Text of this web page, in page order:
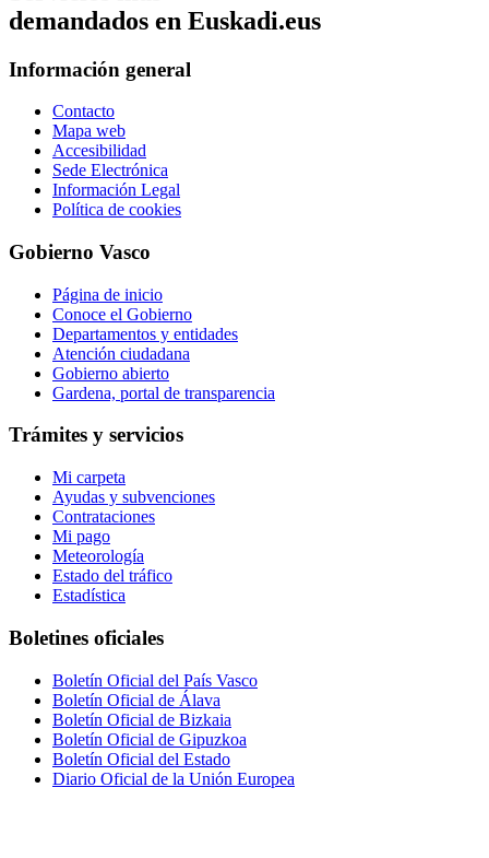
demandados en Euskadi.eus
Información general
Contacto
Mapa web
Accesibilidad
Sede Electrónica
Información Legal
Política de cookies
Gobierno Vasco
Página de inicio
Conoce el Gobierno
Departamentos y entidades
Atención ciudadana
Gobierno abierto
Gardena, portal de transparencia
Trámites y servicios
Mi carpeta
Ayudas y subvenciones
Contrataciones
Mi pago
Meteorología
Estado del tráfico
Estadística
Boletines oficiales
Boletín Oficial del País Vasco
Boletín Oficial de Álava
Boletín Oficial de Bizkaia
Boletín Oficial de Gipuzkoa
Boletín Oficial del Estado
Diario Oficial de la Unión Europea